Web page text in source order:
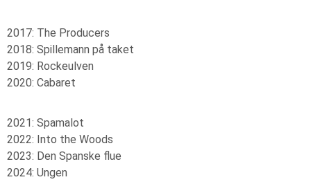
2017: The Producers
2018: Spillemann på taket
2019: Rockeulven
2020: Cabaret
2021: Spamalot
2022: Into the Woods
2023: Den Spanske flue
2024: Ungen